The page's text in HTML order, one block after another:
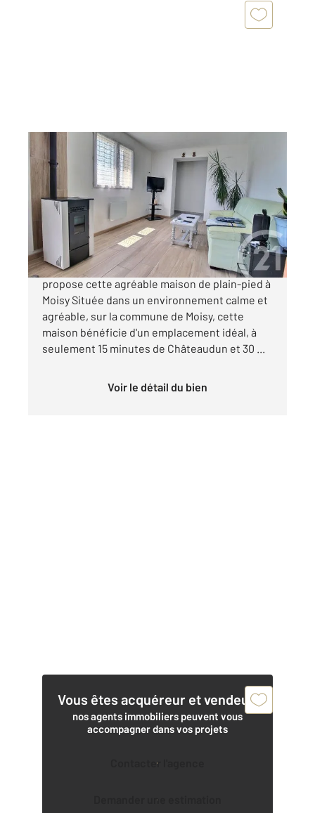
BEAUCE LA ROMAINE 41
90,82 m
, 4 pièces
Ref : 6742
Maison à vendre
135 000 €
CENTURY 21 GIRAULT IMMOBILIER vous
propose cette agréable maison de plain-pied à
Moisy Située dans un environnement calme et
agréable, sur la commune de Moisy, cette
maison bénéficie d'un emplacement idéal, à
seulement 15 minutes de Châteaudun et 30 ...
Voir le détail du bien
Vous êtes acquéreur et vendeur,
nos agents immobiliers peuvent vous
accompagner dans vos projets
Contacter l'agence
Demander une estimation